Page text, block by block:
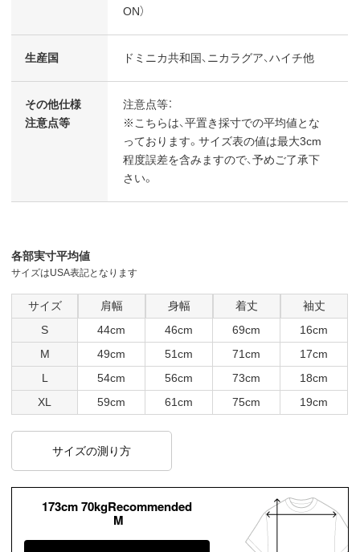
ON）
生産国 ドミニカ共和国、ニカラグア、ハイチ他
その他仕様
注意点等
注意点等：
※こちらは、平置き採寸での平均値とな
っております。サイズ表の値は最大3cm
程度誤差を含みますので、予めご了承下
さい。
各部実寸平均値
サイズはUSA表記となります
サイズ 肩幅 身幅 着丈
袖丈
S
44cm 46cm 69cm
16cm
M
49cm 51cm 71cm
17cm
L
54cm 56cm 73cm
18cm
XL
59cm 61cm 75cm 19cm
サイズの測り方
173cm 70kgRecommended
M